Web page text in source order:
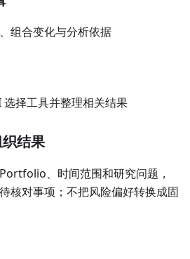
组合变化与分析依据
择工具并整理相关结果
结果
、时间范围和研究问题，
核对事项；不把风险偏好转换成固